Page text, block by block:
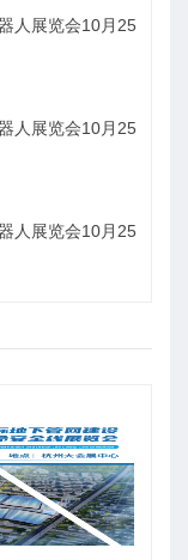
人展览会10月25
人展览会10月25
人展览会10月25